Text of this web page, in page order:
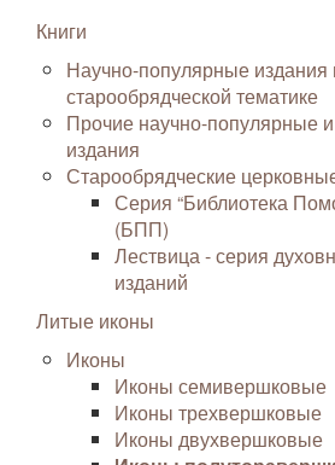
Книги
Научно-популярные издания
старообрядческой тематике
Прочие научно-популярные
издания
Старообрядческие
Серия “Библиотека
(БПП)
Лествица - серия
изданий
Литые иконы
Иконы
Иконы семивершковые
Иконы трехвершковые
Иконы двухвершковые